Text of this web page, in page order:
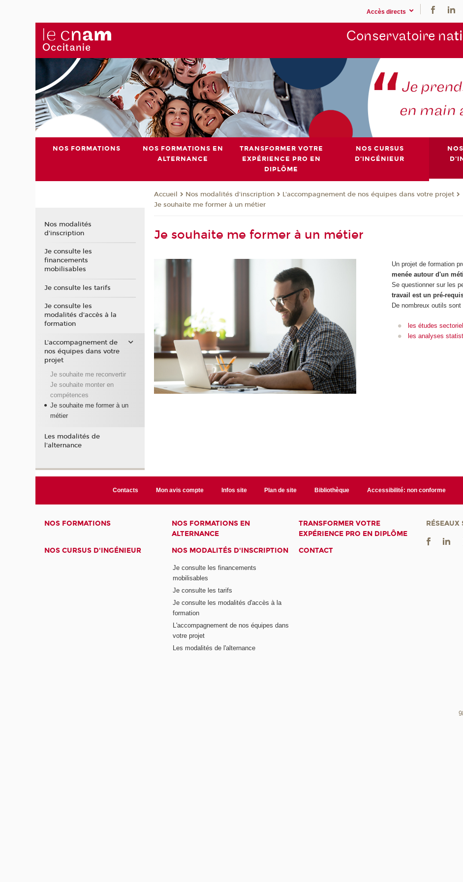
Accès directs
Conservatoire na
NOS FORMATIONS
NOS FORMATIONS EN
ALTERNANCE
TRANSFORMER VOTRE
EXPÉRIENCE PRO EN
DIPLÔME
NOS CURSUS
D'INGÉNIEUR
Accueil Nos modalités d'inscription
L'accompagnement de nos équipes dans votre projet
Je souhaite me former à un métier
Je souhaite me former à un métier
Un projet de formation
menée autour d'un
Se questionner sur les
travail est un pré-
De nombreux outils
les études
les analyses
Nos modalités
d'inscription
Je consulte les
financements
mobilisables
Je consulte les tarifs
Je consulte les
modalités d'accès à la
formation
L'accompagnement de
nos équipes dans votre
projet
Je souhaite me reconvertir
Je souhaite monter en
compétences
Je souhaite me former à un
métier
Les modalités de
l'alternance
Contacts Mon avis compte Infos site Plan de site Bibliothèque Accessibilité: non conforme
NOS FORMATIONS
NOS FORMATIONS EN
ALTERNANCE
TRANSFORMER VOTRE
EXPÉRIENCE PRO EN DIPLÔME
NOS CURSUS D'INGÉNIEUR
NOS MODALITÉS D'INSCRIPTION
Je consulte les financements
mobilisables
Je consulte les tarifs
Je consulte les modalités d'accès à la
formation
L'accompagnement de nos équipes dans
votre projet
Les modalités de l'alternance
CONTACT
RÉSEAUX